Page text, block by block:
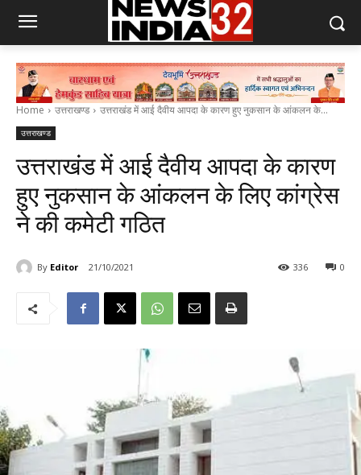
Home उत्तराखण्ड उत्तराखंड में आई दैवीय आपदा के कारण हुए नुकसान के आंकलन के...
उत्तराखण्ड
उत्तराखंड में आई दैवीय आपदा के कारण
हुए नुकसान के आंकलन के लिए कांग्रेस
ने की कमेटी गठित
By Editor 21/10/2021 0
336